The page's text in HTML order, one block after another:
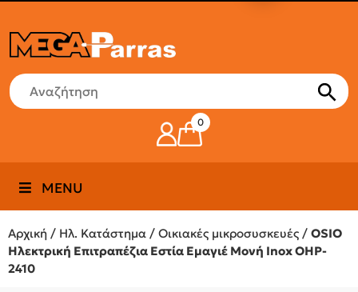
0
MENU
Αρχική / Ηλ. Κατάστημα / Οικιακές μικροσυσκευές / OSIO
Ηλεκτρική Επιτραπέζια Εστία Εμαγιέ Μονή Inox OHP-
2410